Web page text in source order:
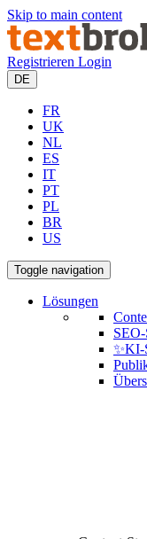
Skip to main content
Registrieren Login
DE
FR
UK
NL
ES
IT
PT
PL
BR
US
Toggle navigation
Lösungen
✨KI-